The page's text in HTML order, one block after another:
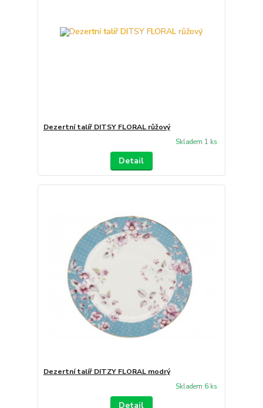
Dezertní talíř DITSY FLORAL růžový
Skladem 1 ks
Detail
Dezertní talíř DITZY FLORAL modrý
Skladem 6 ks
Detail